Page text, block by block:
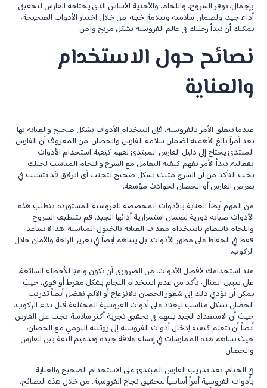
بإجمال، توفر السروج، واللجام، والأحذية الأساس الذي يحتاجه الفارس لتحقيق
أداء جيد، ولضمان سلامته وسلامة خيله. من خلال اختيار الأدوات الصحيحة،
يمكنك أن تبدأ رحلتك في عالم الفروسية بشكل مريح وآمن.
نصائح حول الاستخدام
والعناية
عندما يتعلق الأمر بالفروسية، فإن استخدام الأدوات بشكل صحيح والعناية بها
يعد أمراً بالغ الأهمية لضمان سلامة الفارس والحصان. من المعروف أن الفارس
المبتدئ يحتاج إلى دليل الفارس المبتدئ لفهم كيفية استخدام الأدوات
بفعالية. يبدأ الأمر بفهم كيفية التعامل مع السرج واللجام المناسب لخيلك.
يجب التأكد من أن السرج مثبت بشكل صحيح لتجنب أي انزلاق قد يتسبب في
تعرض الفارس أو الحصان لحوادث مؤسفة.
من المهم أيضاً العناية بالأدوات المخصصة للفروسية المستوردة. تتطلب هذه
الأدوات صيانة دورية لضمان استمرارية أدائها الجيد. قم بتنظيف السروج
واللجام بانتظام باستخدام معدات العناية بالخيول المناسبة. هذا لا يساعد
فقط في الحفاظ على مظهر الأدوات، بل يساهم أيضاً في تعزيز الراحة والأمان خلال
الركوب.
عند استخدامك لأفضل الأدوات، من الضروري أن تكون واعيًا للأخطاء الشائعة.
على سبيل المثال، تأكد من عدم استخدام اللجام بشكل مفرط أو قوي، حيث
يمكن أن يؤدي ذلك إلى شعور الحصان بالانزعاج أو الألم. يُفضل أيضاً تدريب
الحصان بشكل مناسب ليعتاد على أدوات الفروسية المختلفة قبل بدء الركوب،
حيث أن الاستعداد الجيد يسهم في تحقيق تجربة أكثر سلاسة. يجب على الفارس
أيضاً أن يتعلم كيفية إدخال أدوات الفروسية إلى روتينه اليومي مع الحصان،
حيث تساهم هذه الممارسات في إنشاء علاقة جيدة وتدعيم الثقة بين الفارس
والحصان.
في الختام، يعد تدريب الفارس المبتدئ على الاستخدام الصحيح والعناية
بأدوات الفروسية أمراً أساسياً لتحقيق نجاح الفروسية. من خلال هذه النصائح،